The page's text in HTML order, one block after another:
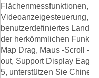
Flächenmessfunktionen,
Videoanzeigesteuerung,
benutzerdefiniertes
der herkömmlichen
Map Drag, Maus -Scroll -
out, Support Display Eagle
5, unterstützen Sie